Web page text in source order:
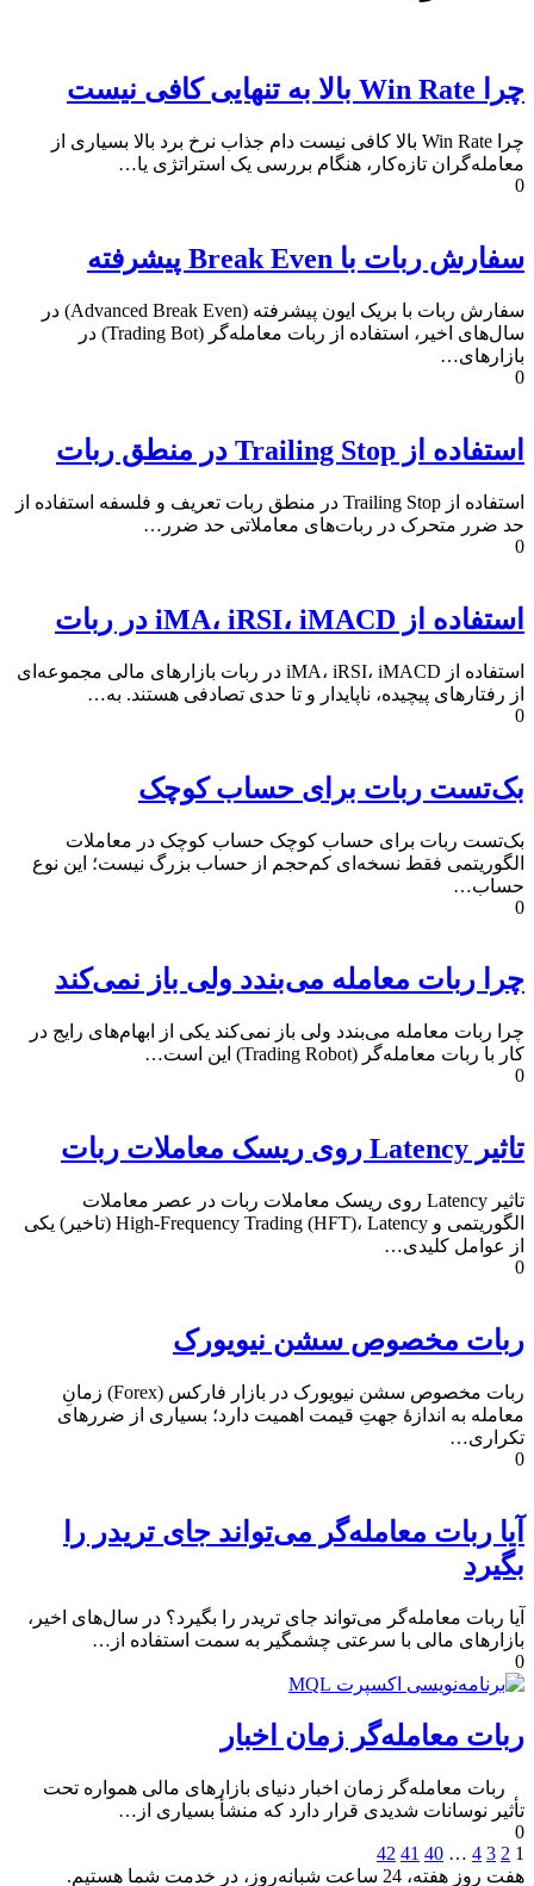
چرا Win Rate بالا به تنهایی کافی نیست
چرا Win Rate بالا کافی نیست دام جذاب نرخ برد بالا بسیاری از
معامله‌گران تازه‌کار، هنگام بررسی یک استراتژی یا…
0
سفارش ربات با Break Even پیشرفته
سفارش ربات با بریک ایون پیشرفته (Advanced Break Even) در
سال‌های اخیر، استفاده از ربات معامله‌گر (Trading Bot) در
بازارهای…
0
استفاده از Trailing Stop در منطق ربات
استفاده از Trailing Stop در منطق ربات تعریف و فلسفه استفاده از
حد ضرر متحرک در ربات‌های معاملاتی حد ضرر…
0
استفاده از iMA، iRSI، iMACD در ربات
استفاده از iMA، iRSI، iMACD در ربات بازارهای مالی مجموعه‌ای
از رفتارهای پیچیده، ناپایدار و تا حدی تصادفی هستند. به…
0
بک‌تست ربات برای حساب کوچک
بک‌تست ربات برای حساب کوچک حساب کوچک در معاملات
الگوریتمی فقط نسخه‌ای کم‌حجم از حساب بزرگ نیست؛ این نوع
حساب…
0
چرا ربات معامله می‌بندد ولی باز نمی‌کند
چرا ربات معامله می‌بندد ولی باز نمی‌کند یکی از ابهام‌های رایج در
کار با ربات معامله‌گر (Trading Robot) این است…
0
تاثیر Latency روی ریسک معاملات ربات
تاثیر Latency روی ریسک معاملات ربات در عصر معاملات
الگوریتمی و High-Frequency Trading (HFT)، Latency (تاخیر) یکی
از عوامل کلیدی…
0
ربات مخصوص سشن نیویورک
ربات مخصوص سشن نیویورک در بازار فارکس (Forex) زمانِ
معامله به اندازهٔ جهتِ قیمت اهمیت دارد؛ بسیاری از ضررهای
تکراری…
0
آیا ربات معامله‌گر می‌تواند جای تریدر را
بگیرد
آیا ربات معامله‌گر می‌تواند جای تریدر را بگیرد؟ در سال‌های اخیر،
بازارهای مالی با سرعتی چشمگیر به سمت استفاده از…
0
ربات معامله‌گر زمان اخبار
ربات معامله‌گر زمان اخبار دنیای بازارهای مالی همواره تحت
تأثیر نوسانات شدیدی قرار دارد که منشأ بسیاری از…
0
1
2
3
4
…
40
41
42
هفت روز هفته، 24 ساعت شبانه‌روز، در خدمت شما هستیم.